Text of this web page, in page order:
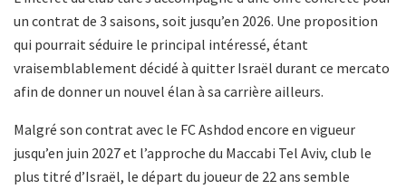
un contrat de 3 saisons, soit jusqu’en 2026. Une proposition
qui pourrait séduire le principal intéressé, étant
vraisemblablement décidé à quitter Israël durant ce mercato
afin de donner un nouvel élan à sa carrière ailleurs.
Malgré son contrat avec le FC Ashdod encore en vigueur
jusqu’en juin 2027 et l’approche du Maccabi Tel Aviv, club le
plus titré d’Israël, le départ du joueur de 22 ans semble